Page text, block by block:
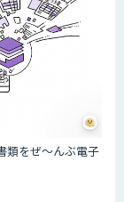
類をぜ〜んぶ電子